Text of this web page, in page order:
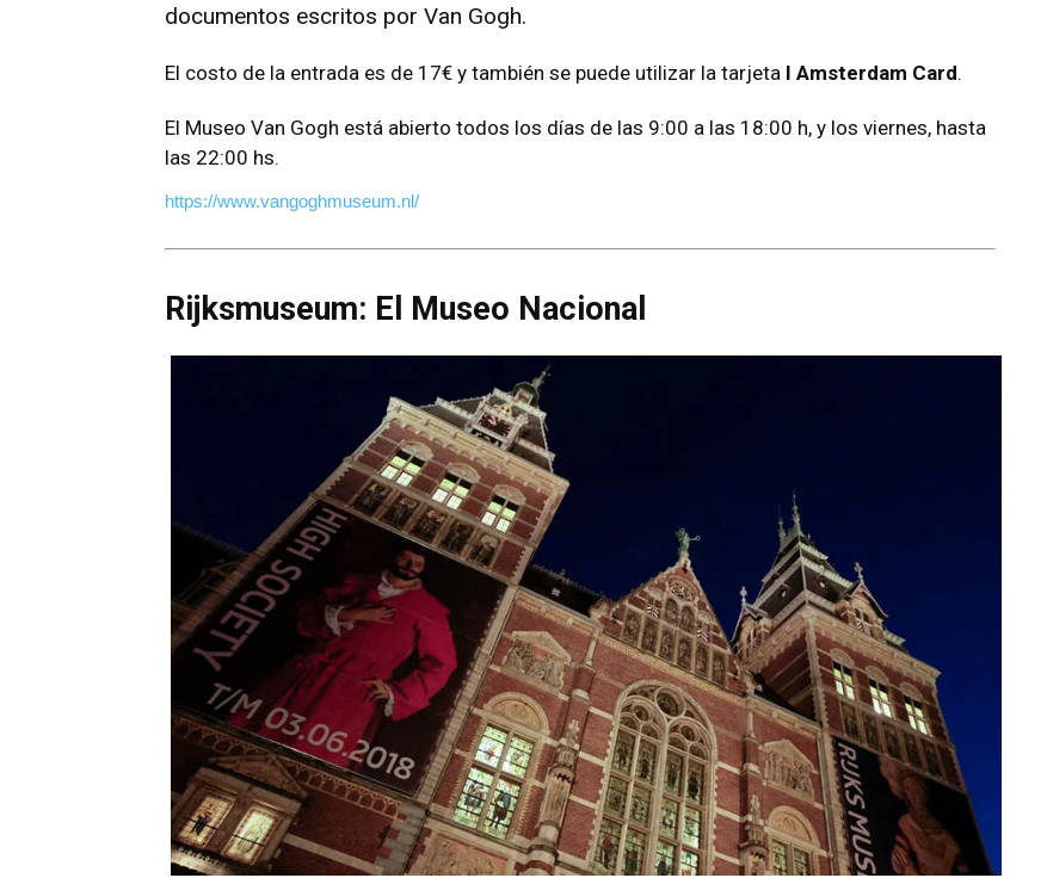
documentos escritos por Van Gogh.
El costo de la entrada es de 17€ y también se puede utilizar la tarjeta I Amsterdam Card.
El Museo Van Gogh está abierto todos los días de las 9:00 a las 18:00 h, y los viernes, hasta
las 22:00 hs.
https://www.vangoghmuseum.nl/
Rijksmuseum: El Museo Nacional